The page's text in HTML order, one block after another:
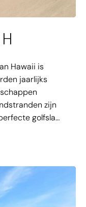
Hawaii is
jaarlijks
zijn
golfslag.